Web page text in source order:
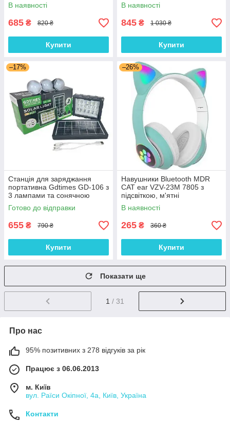
В наявності
685 ₴ 820 ₴
Купити
В наявності
845 ₴ 1 030 ₴
Купити
–17%
Станція для заряджання
портативна Gdtimes GD-106 з
3 лампами та сонячною
панеллю 8415
Готово до відправки
655 ₴ 790 ₴
Купити
–26%
Навушники Bluetooth MDR
CAT ear VZV-23M 7805 з
підсвіткою, м'ятні
В наявності
265 ₴ 360 ₴
Купити
Показати ще
1 / 31
Про нас
95% позитивних з 278 відгуків за рік
Працює з 06.06.2013
м. Київ
вул. Раїси Окіпної, 4а, Київ, Україна
Контакти